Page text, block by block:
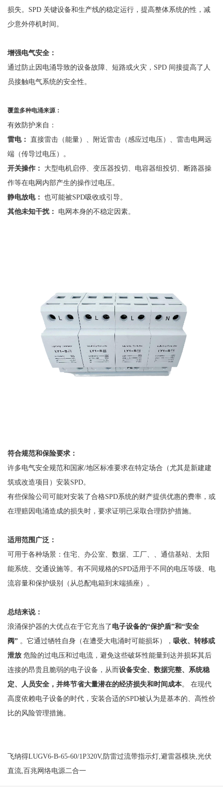
损失。 SPD 关键设备和生产线的稳定运行，提高整体系统的性，减
少意外停机时间。
增强电气安全：
通过防止因电涌导致的设备故障、短路或火灾， SPD 间接提高了人
员接触电气系统的安全性。
覆盖多种电涌来源：
有效防护来自：
雷电： 直接雷击（能量）、附近雷击（感应过电压）、雷击电网远
端（传导过电压）。
开关操作：
大型电机启停、变压器投切、电容器组投切、断路器操
作等在电网内部产生的操作过电压。
静电放电： 也可能被SPD吸收或引导。
其他未知干扰：
电网本身的不稳定因素。
符合规范和保险要求：
许多电气安全规范和国家/地区标准要求在特定场合（尤其是新建建
筑或改造项目）安装SPD。
有些保险公司可能对安装了合格SPD系统的财产提供优惠的费率，或
在理赔因电涌造成的损失时，要求证明已采取合理防护措施。
适用范围广泛：
可用于各种场景：住宅、办公室、数据、工厂、、通信基站、太阳
能系统、交通设施等。有不同规格的SPD适用于不同的电压等级、电
流容量和保护级别（从总配电箱到末端插座）。
总结来说：
浪涌保护器的大优点在于它充当了电子设备的“保护盾”和“安全
阀” 。它通过牺牲自身（在遭受大电涌时可能损坏）， 吸收、转移或
泄放 危险的过电压和过电流，避免这些破坏性能量到达并损坏其后
连接的昂贵且脆弱的电子设备，从而设备安全、数据完整、系统稳
定、人员安全，并终节省大量潜在的经济损失和时间成本。
在现代
高度依赖电子设备的时代，安装合适的SPD被认为是基本的、高性价
比的风险管理措施。
飞纳得LUGV6-B-65-60/1P320V,防雷过流带指示灯,避雷器模块,光伏
直流,百兆网络电源二合一